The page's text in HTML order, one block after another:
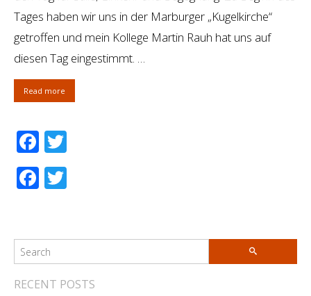
KONTAKT
LINKS
Tages haben wir uns in der Marburger „Kugelkirche“
getroffen und mein Kollege Martin Rauh hat uns auf
diesen Tag eingestimmt. …
Read more
Facebook
Facebook
RECENT POSTS